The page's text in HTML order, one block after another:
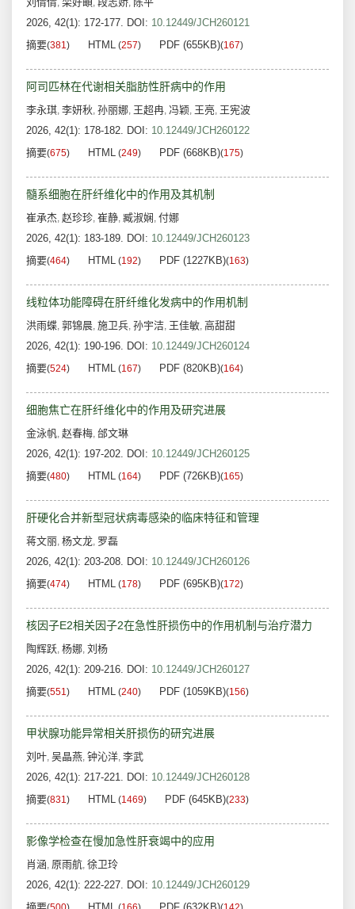
, , ,
2026, 42(1): 172-177. DOI: 10.12449/JCH260121
摘要(381) HTML (257) PDF (655KB)(167)
阿司匹林在代谢相关脂肪性肝病中的作用
李永琪, 李妍秋, 孙丽娜, 王超冉, 冯颖, 王亮, 王宪波
2026, 42(1): 178-182. DOI: 10.12449/JCH260122
摘要(675) HTML (249) PDF (668KB)(175)
髓系细胞在肝纤维化中的作用及其机制
崔承杰, 赵珍珍, 崔静, 臧淑娴 , 付娜
2026, 42(1): 183-189. DOI: 10.12449/JCH260123
摘要(464) HTML (192) PDF (1227KB)(163)
线粒体功能障碍在肝纤维化发病中的作用机制
洪雨蝶, 郭锦晨, 施卫兵, 孙宇洁, 王佳敏, 高甜甜
2026, 42(1): 190-196. DOI: 10.12449/JCH260124
摘要(524) HTML (167) PDF (820KB)(164)
细胞焦亡在肝纤维化中的作用及研究进展
金泳帆, 赵春梅, 邰文琳
2026, 42(1): 197-202. DOI: 10.12449/JCH260125
摘要(480) HTML (164) PDF (726KB)(165)
肝硬化合并新型冠状病毒感染的临床特征和管理
蒋文丽, 杨文龙, 罗磊
2026, 42(1): 203-208. DOI: 10.12449/JCH260126
摘要(474) HTML (178) PDF (695KB)(172)
核因子E2相关因子2在急性肝损伤中的作用机制与治疗潜力
陶辉跃, 杨娜, 刘杨
2026, 42(1): 209-216. DOI: 10.12449/JCH260127
摘要(551) HTML (240) PDF (1059KB)(156)
甲状腺功能异常相关肝损伤的研究进展
刘叶, 吴晶燕, 钟沁洋, 李武
2026, 42(1): 217-221. DOI: 10.12449/JCH260128
摘要(831) HTML (1469) PDF (645KB)(233)
影像学检查在慢加急性肝衰竭中的应用
肖涵, 原雨航, 徐卫玲
2026, 42(1): 222-227. DOI: 10.12449/JCH260129